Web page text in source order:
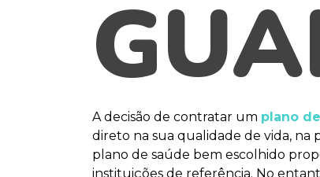
A decisão de contratar um plano
direto na sua qualidade de vida, na
plano de saúde bem escolhido
instituições de referência. No